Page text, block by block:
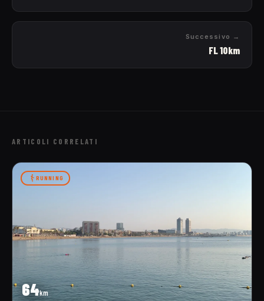
Successivo →
FL 10km
ARTICOLI CORRELATI
64km
RUNNING